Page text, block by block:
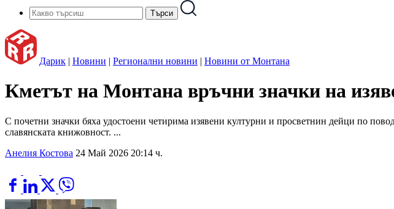
Дарик | Новини | Регионални новини | Новини от Монтана
Кметът на Монтана връчни значки на
С почетни значки бяха удостоени четирима изявени културни и просветнин дейци по
славянската книжовност. ...
Анелия Костова 24 Май 2026 20:14 ч.